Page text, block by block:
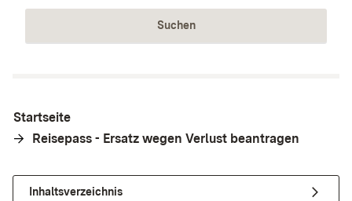
Suchen
Startseite
Reisepass - Ersatz wegen Verlust beantragen
Inhaltsverzeichnis